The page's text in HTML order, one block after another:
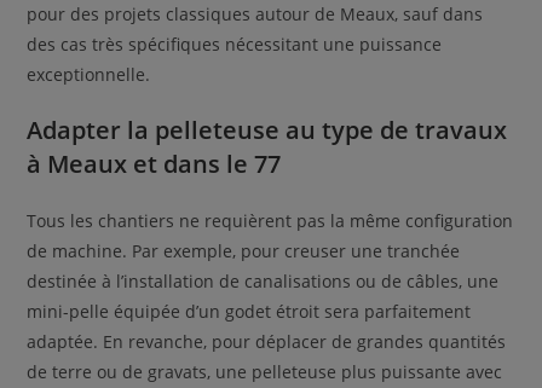
pour des projets classiques autour de Meaux, sauf dans
des cas très spécifiques nécessitant une puissance
exceptionnelle.
Adapter la pelleteuse au type de travaux
à Meaux et dans le 77
Tous les chantiers ne requièrent pas la même configuration
de machine. Par exemple, pour creuser une tranchée
destinée à l’installation de canalisations ou de câbles, une
mini-pelle équipée d’un godet étroit sera parfaitement
adaptée. En revanche, pour déplacer de grandes quantités
de terre ou de gravats, une pelleteuse plus puissante avec